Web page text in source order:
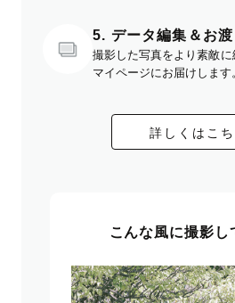
5. データ編集＆お渡
撮影した写真をより素敵
マイページにお届けします
詳しくはこち
こんな風に撮影し